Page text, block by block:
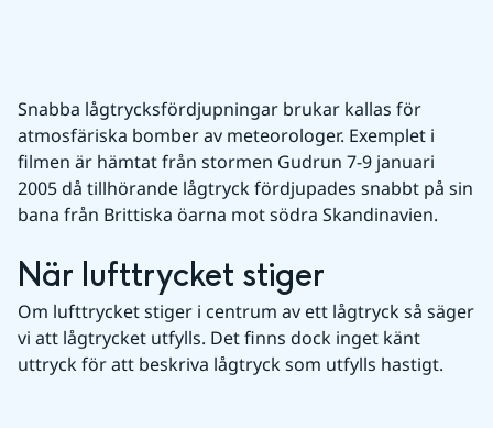
Snabba lågtrycksfördjupningar brukar kallas för
atmosfäriska bomber av meteorologer. Exemplet i
filmen är hämtat från stormen Gudrun 7-9 januari
2005 då tillhörande lågtryck fördjupades snabbt på sin
bana från Brittiska öarna mot södra Skandinavien.
När lufttrycket stiger
Om lufttrycket stiger i centrum av ett lågtryck så säger
vi att lågtrycket utfylls. Det finns dock inget känt
uttryck för att beskriva lågtryck som utfylls hastigt.